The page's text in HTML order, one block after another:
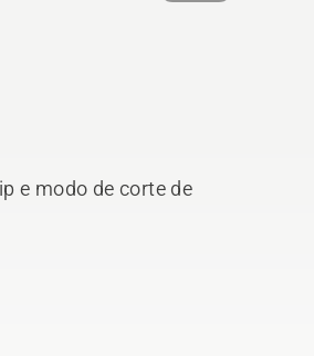
e modo de corte de